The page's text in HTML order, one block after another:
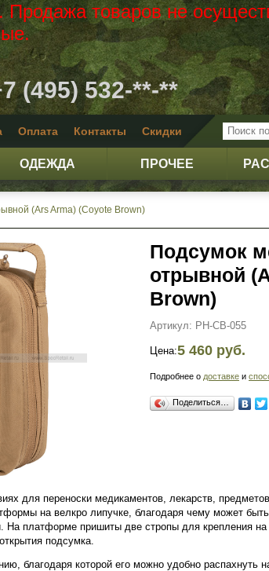
товаров не
(495) 532-**-**
Оплата Контакты Скидки
ОДЕЖДА ПРОЧЕЕ
(Ars Arma) (Coyote Brown)
Подсумок
отрывной
Brown)
Артикул: PH-CB-055
Цена:5 460 руб.
Подробнее о доставке и
Поделиться…
для переноски медикаментов, лекарств,
на велкро липучке, благодаря чему может
На платформе пришиты две стропы для крепления
подсумка.
благодаря которой его можно удобно распахнуть